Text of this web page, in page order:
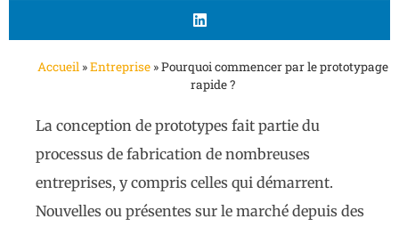
Accueil »Entreprise »Pourquoi commencer par le prototypage
rapide ?
La conception de prototypes fait partie du
processus de fabrication de nombreuses
entreprises, y compris celles qui démarrent.
Nouvelles ou présentes sur le marché depuis des